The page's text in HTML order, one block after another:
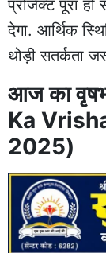
प्रोजेक्ट पूरा
देगा. आर्थिक
थोड़ी सतर्कता
आज का
Ka
2025)